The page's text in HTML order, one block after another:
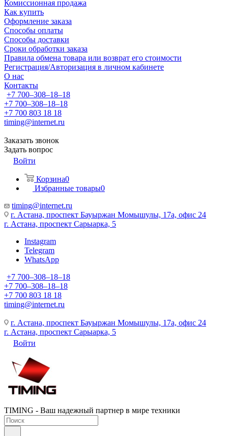
Комиссионная продажа
Как купить
Оформление заказа
Способы оплаты
Способы доставки
Сроки обработки заказа
Правила обмена товара или возврат его стоимости
Регистрация/Авторизация в личном кабинете
О нас
Контакты
+7 700‒308‒18‒18
+7 700‒308‒18‒18
+7 700 803 18 18
timing@internet.ru
Заказать звонок
Задать вопрос
Войти
Корзина0
Избранные товары0
timing@internet.ru
г. Астана, проспект Бауыржан Момышулы, 17а, офис 24
г. Астана, проспект Сарыарка, 5
Instagram
Telegram
WhatsApp
+7 700‒308‒18‒18
+7 700‒308‒18‒18
+7 700 803 18 18
timing@internet.ru
г. Астана, проспект Бауыржан Момышулы, 17а, офис 24
г. Астана, проспект Сарыарка, 5
Войти
TIMING - Ваш надежный партнер в мире техники